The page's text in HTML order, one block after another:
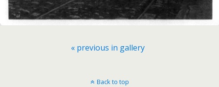
« previous in gallery
Back to top